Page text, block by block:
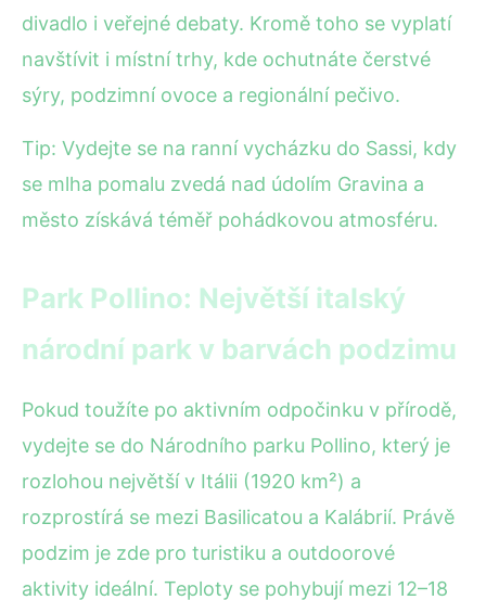
divadlo i veřejné debaty. Kromě toho se vyplatí
navštívit i místní trhy, kde ochutnáte čerstvé
sýry, podzimní ovoce a regionální pečivo.
Tip: Vydejte se na ranní vycházku do Sassi, kdy
se mlha pomalu zvedá nad údolím Gravina a
město získává téměř pohádkovou atmosféru.
Park Pollino: Největší italský
národní park v barvách podzimu
Pokud toužíte po aktivním odpočinku v přírodě,
vydejte se do Národního parku Pollino, který je
rozlohou největší v Itálii (1920 km²) a
rozprostírá se mezi Basilicatou a Kalábrií. Právě
podzim je zde pro turistiku a outdoorové
aktivity ideální. Teploty se pohybují mezi 12–18